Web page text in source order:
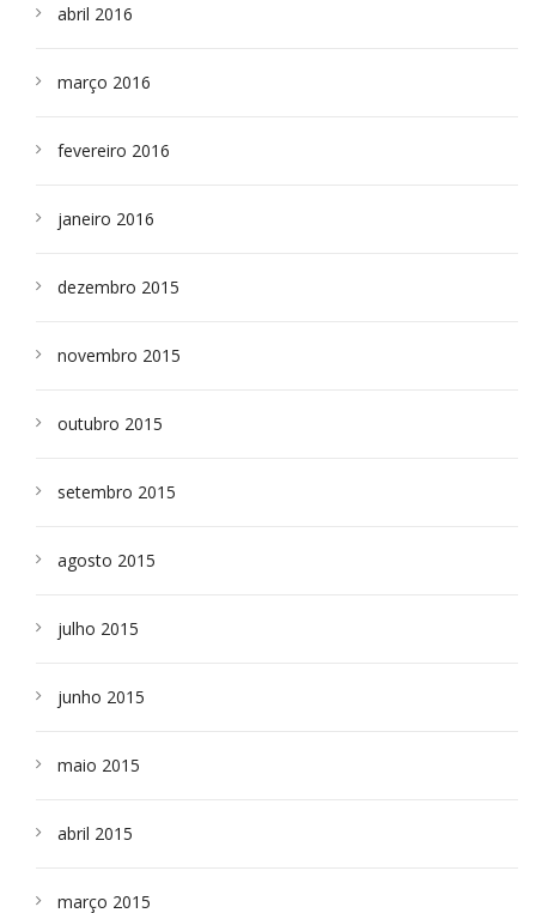
abril 2016
março 2016
fevereiro 2016
janeiro 2016
dezembro 2015
novembro 2015
outubro 2015
setembro 2015
agosto 2015
julho 2015
junho 2015
maio 2015
abril 2015
março 2015